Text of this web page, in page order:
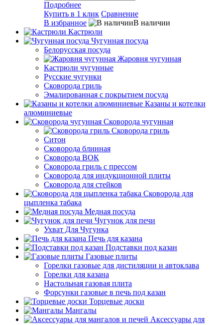
Подробнее
Купить в 1 клик Сравнение
В избранное
В наличии
Кастрюли
Чугунная посуда
Белорусская посуда
Жаровня чугунная
Кастрюли чугунные
Русские чугунки
Сковорода гриль
Эмалированная с покрытием посуда
Казаны и котелки
алюминиевые
Сковорода чугунная
Сковорода гриль
Ситон
Сковорода блинная
Сковорода ВОК
Сковорода гриль с прессом
Сковорода для индукционной плиты
Сковорода для стейков
Сковорода для
цыпленка табака
Медная посуда
Чугунок для печи
Ухват Для Чугунка
Печь для казана
Подставки под казан
Газовые плиты
Горелки газовые для дистиляции и автоклава
Горелки для казана
Настольная газовая плита
Форсунки газовые в печь под казан
Торцевые доски
Мангалы
Аксессуары для